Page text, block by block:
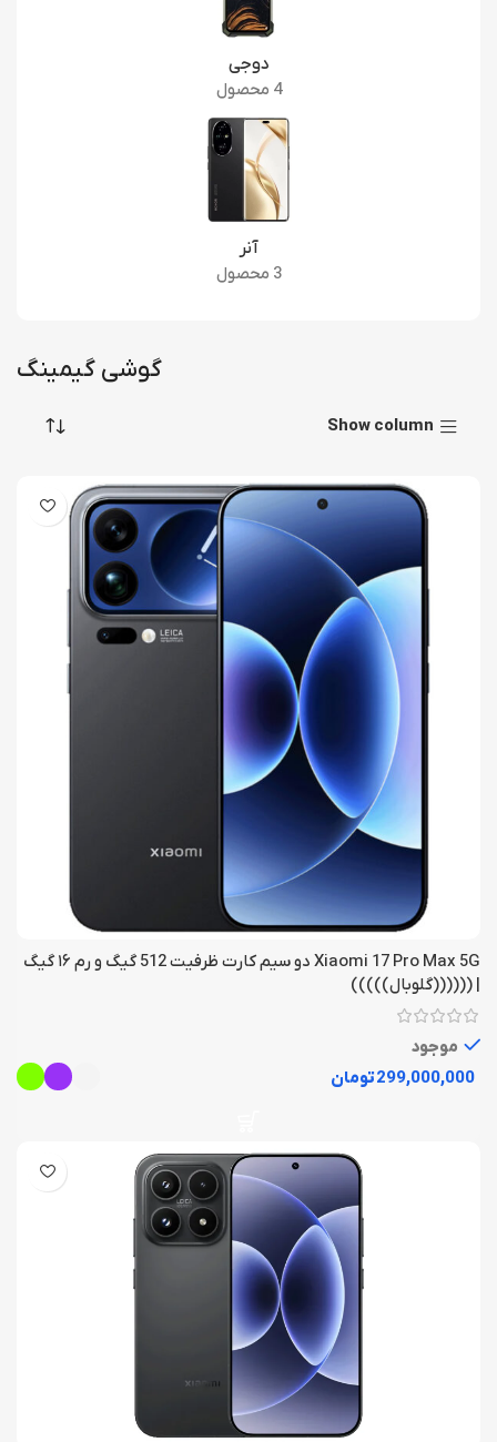
دوجی
4 محصول
آنر
3 محصول
گوشی گیمینگ
Show column
Xiaomi 17 Pro Max 5G دو سیم کارت ظرفیت 512 گیگ و رم ۱۶ گیگ
| ((((((گلوبال)))))
موجود
تومان